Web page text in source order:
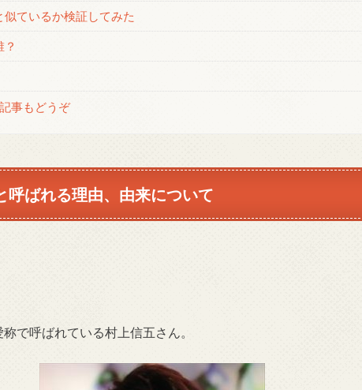
似ているか検証してみた
事もどうぞ
呼ばれる理由、由来について
称で呼ばれている村上信五さん。